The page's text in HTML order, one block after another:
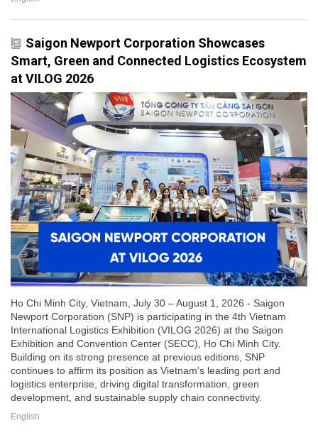
Saigon Newport Corporation Showcases
Smart, Green and Connected Logistics Ecosystem
at VILOG 2026
Ho Chi Minh City, Vietnam, July 30 – August 1, 2026 - Saigon
Newport Corporation (SNP) is participating in the 4th Vietnam
International Logistics Exhibition (VILOG 2026) at the Saigon
Exhibition and Convention Center (SECC), Ho Chi Minh City.
Building on its strong presence at previous editions, SNP
continues to affirm its position as Vietnam's leading port and
logistics enterprise, driving digital transformation, green
development, and sustainable supply chain connectivity.
English